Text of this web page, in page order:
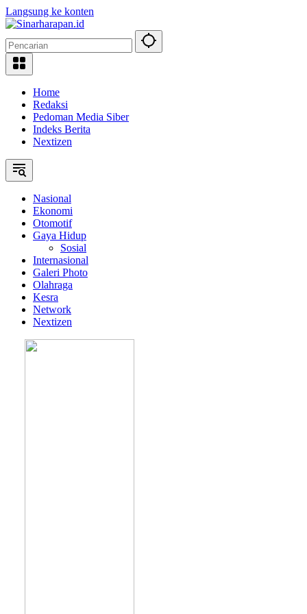
Langsung ke konten
Home
Redaksi
Pedoman Media Siber
Indeks Berita
Nextizen
Nasional
Ekonomi
Otomotif
Gaya Hidup
Sosial
Internasional
Galeri Photo
Olahraga
Kesra
Network
Nextizen